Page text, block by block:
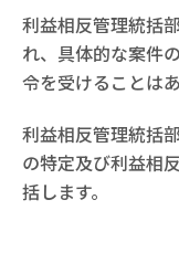
利益相反管理統括
れ、具体的な案件
令を受けることは
利益相反管理統括
の特定及び利益相
括します。